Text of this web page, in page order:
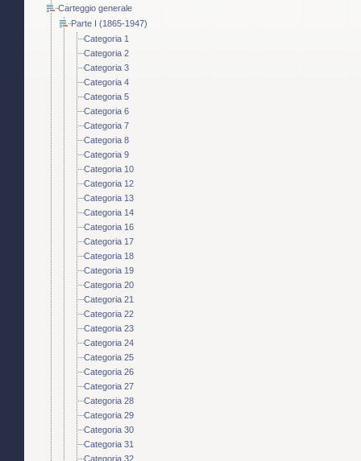
Carteggio generale
Parte I (1865-1947)
Categoria 1
Categoria 2
Categoria 3
Categoria 4
Categoria 5
Categoria 6
Categoria 7
Categoria 8
Categoria 9
Categoria 10
Categoria 12
Categoria 13
Categoria 14
Categoria 16
Categoria 17
Categoria 18
Categoria 19
Categoria 20
Categoria 21
Categoria 22
Categoria 23
Categoria 24
Categoria 25
Categoria 26
Categoria 27
Categoria 28
Categoria 29
Categoria 30
Categoria 31
Categoria 32